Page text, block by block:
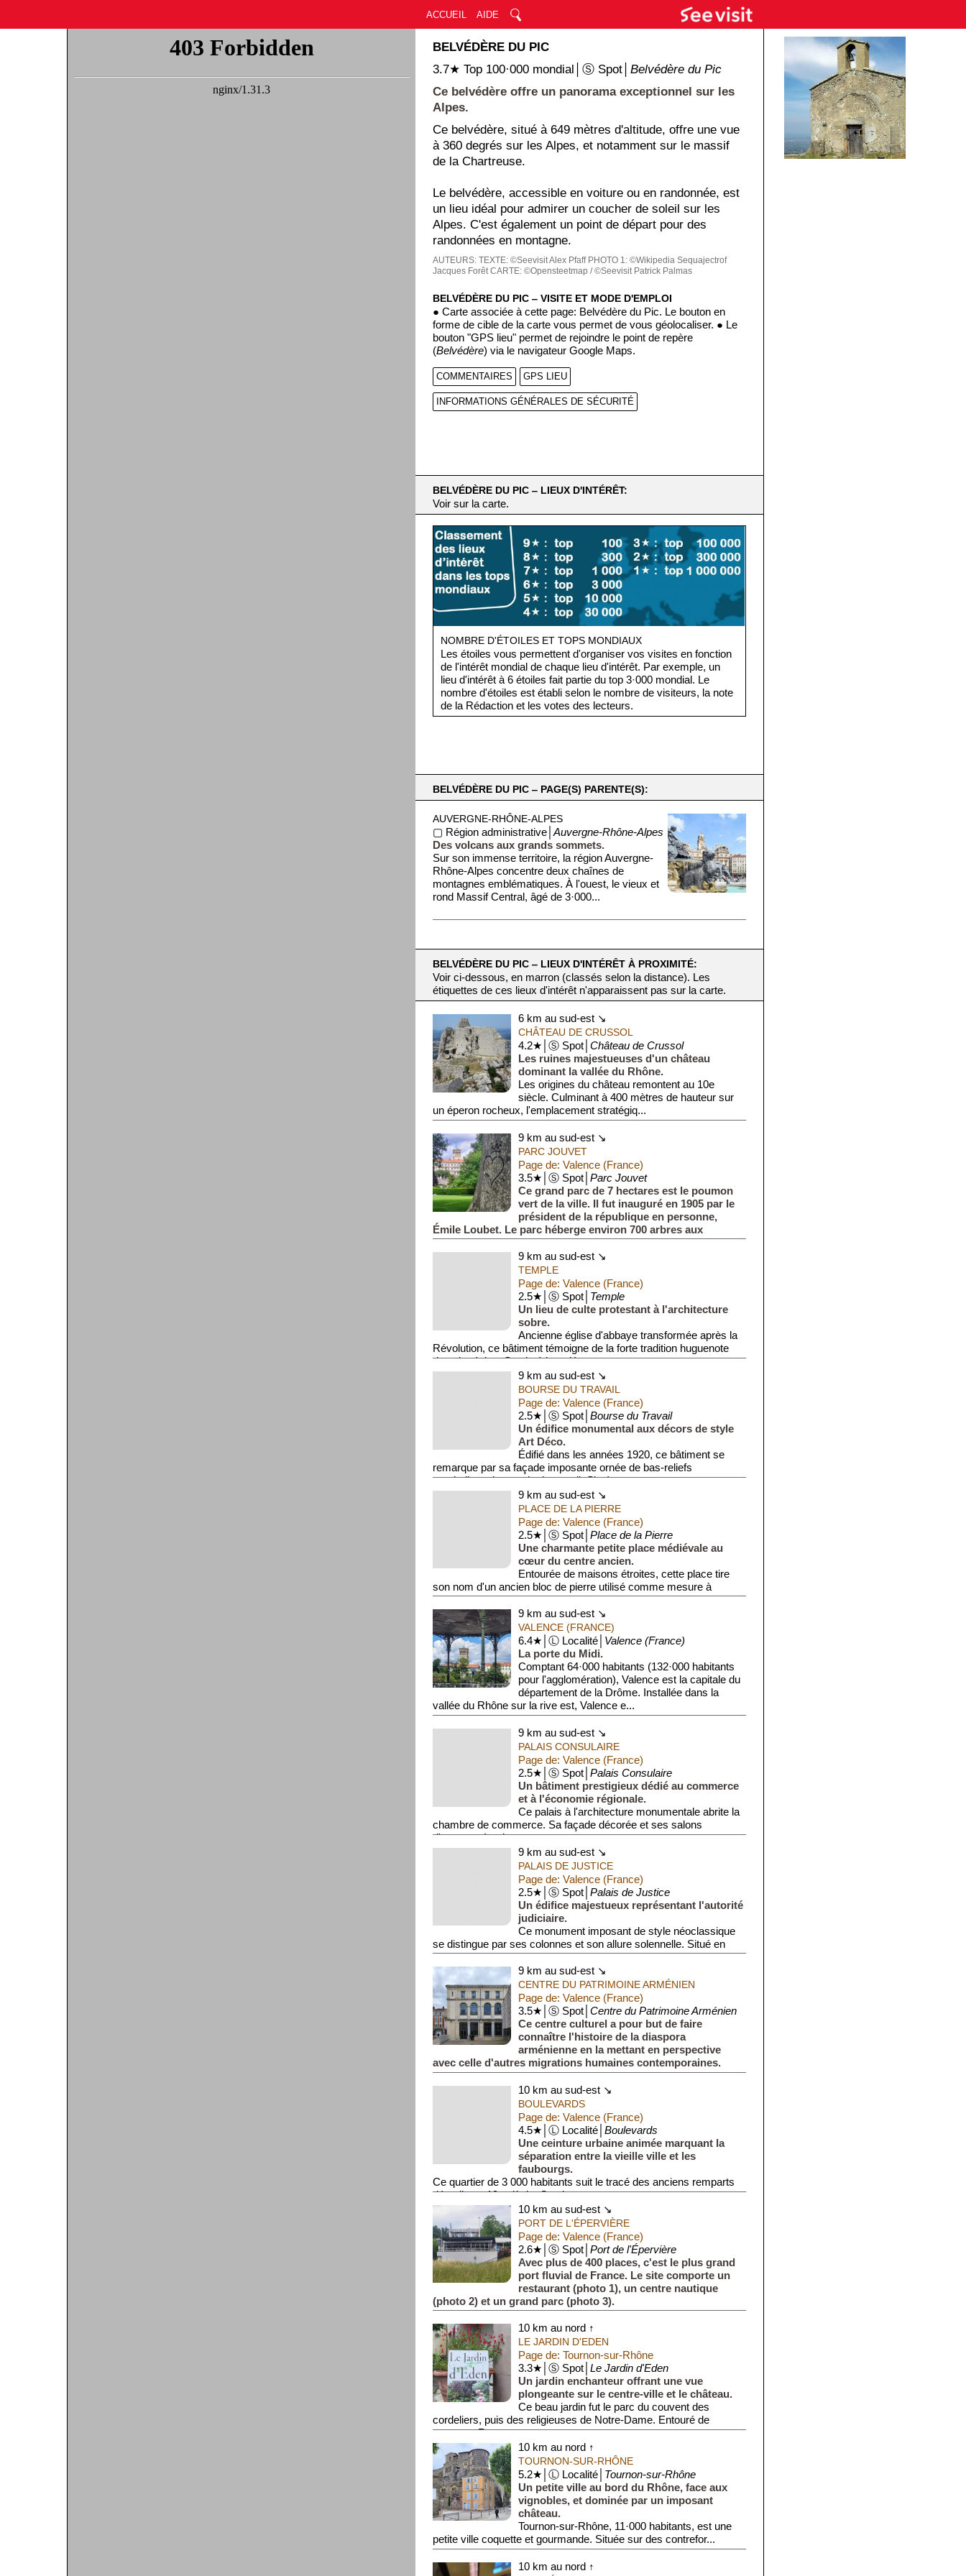
ACCUEIL AIDE
BELVÉDÈRE DU PIC
3.7★ Top 100·000 mondial│Ⓢ Spot│Belvédère du Pic
Ce belvédère offre un panorama exceptionnel sur les
Alpes.
Ce belvédère, situé à 649 mètres d'altitude, offre une vue
à 360 degrés sur les Alpes, et notamment sur le massif
de la Chartreuse.
Le belvédère, accessible en voiture ou en randonnée, est
un lieu idéal pour admirer un coucher de soleil sur les
Alpes. C'est également un point de départ pour des
randonnées en montagne.
AUTEURS:TEXTE: ©Seevisit Alex Pfaff PHOTO 1: ©Wikipedia Sequajectrof
Jacques Forêt CARTE: ©Opensteetmap / ©Seevisit Patrick Palmas
BELVÉDÈRE DU PIC ‒ VISITE ET MODE D'EMPLOI
● Carte associée à cette page: Belvédère du Pic. Le bouton en
forme de cible de la carte vous permet de vous géolocaliser. ● Le
bouton "GPS lieu" permet de rejoindre le point de repère
(Belvédère) via le navigateur Google Maps.
COMMENTAIRES GPS LIEU
INFORMATIONS GÉNÉRALES DE SÉCURITÉ
BELVÉDÈRE DU PIC ‒ LIEUX D'INTÉRÊT:
Voir sur la carte.
NOMBRE D'ÉTOILES ET TOPS MONDIAUX
Les étoiles vous permettent d'organiser vos visites en fonction
de l'intérêt mondial de chaque lieu d'intérêt. Par exemple, un
lieu d'intérêt à 6 étoiles fait partie du top 3·000 mondial. Le
nombre d'étoiles est établi selon le nombre de visiteurs, la note
de la Rédaction et les votes des lecteurs.
BELVÉDÈRE DU PIC ‒ PAGE(S) PARENTE(S):
AUVERGNE-RHÔNE-ALPES
▢ Région administrative│Auvergne-Rhône-Alpes
Des volcans aux grands sommets.
Sur son immense territoire, la région Auvergne-
Rhône-Alpes concentre deux chaînes de
montagnes emblématiques. À l'ouest, le vieux et
rond Massif Central, âgé de 3·000...
BELVÉDÈRE DU PIC ‒ LIEUX D'INTÉRÊT À PROXIMITÉ:
Voir ci-dessous, en marron (classés selon la distance). Les
étiquettes de ces lieux d'intérêt n'apparaissent pas sur la carte.
6 km au sud-est ↘
CHÂTEAU DE CRUSSOL
4.2★│Ⓢ Spot│ Château de Crussol
Les ruines majestueuses d'un château
dominant la vallée du Rhône.
Les origines du château remontent au 10e
siècle. Culminant à 400 mètres de hauteur sur
un éperon rocheux, l'emplacement stratégiq...
9 km au sud-est ↘
PARC JOUVET
Page de: Valence (France)
3.5★│Ⓢ Spot│ Parc Jouvet
Ce grand parc de 7 hectares est le poumon
vert de la ville. Il fut inauguré en 1905 par le
président de la république en personne,
Émile Loubet. Le parc héberge environ 700 arbres aux
essences rare...
9 km au sud-est ↘
TEMPLE
Page de: Valence (France)
2.5★│Ⓢ Spot│ Temple
Un lieu de culte protestant à l'architecture
sobre.
Ancienne église d'abbaye transformée après la
Révolution, ce bâtiment témoigne de la forte tradition huguenote
dans la région. Son intérieur dépo...
9 km au sud-est ↘
BOURSE DU TRAVAIL
Page de: Valence (France)
2.5★│Ⓢ Spot│ Bourse du Travail
Un édifice monumental aux décors de style
Art Déco.
Édifié dans les années 1920, ce bâtiment se
remarque par sa façade imposante ornée de bas-reliefs
symbolisant le monde du travail. Situé en cen...
9 km au sud-est ↘
PLACE DE LA PIERRE
Page de: Valence (France)
2.5★│Ⓢ Spot│ Place de la Pierre
Une charmante petite place médiévale au
cœur du centre ancien.
Entourée de maisons étroites, cette place tire
son nom d'un ancien bloc de pierre utilisé comme mesure à
grains. C'est un recoin pit...
9 km au sud-est ↘
VALENCE (FRANCE)
6.4★│Ⓛ Localité│ Valence (France)
La porte du Midi.
Comptant 64·000 habitants (132·000 habitants
pour l'agglomération), Valence est la capitale du
département de la Drôme. Installée dans la
vallée du Rhône sur la rive est, Valence e...
9 km au sud-est ↘
PALAIS CONSULAIRE
Page de: Valence (France)
2.5★│Ⓢ Spot│ Palais Consulaire
Un bâtiment prestigieux dédié au commerce
et à l'économie régionale.
Ce palais à l'architecture monumentale abrite la
chambre de commerce. Sa façade décorée et ses salons
d'apparat témoignent ...
9 km au sud-est ↘
PALAIS DE JUSTICE
Page de: Valence (France)
2.5★│Ⓢ Spot│ Palais de Justice
Un édifice majestueux représentant l'autorité
judiciaire.
Ce monument imposant de style néoclassique
se distingue par ses colonnes et son allure solennelle. Situé en
bordure des boulevards, il s'...
9 km au sud-est ↘
CENTRE DU PATRIMOINE ARMÉNIEN
Page de: Valence (France)
3.5★│Ⓢ Spot│ Centre du Patrimoine Arménien
Ce centre culturel a pour but de faire
connaître l'histoire de la diaspora
arménienne en la mettant en perspective
avec celle d'autres migrations humaines contemporaines.
10 km au sud-est ↘
BOULEVARDS
Page de: Valence (France)
4.5★│Ⓛ Localité│ Boulevards
Une ceinture urbaine animée marquant la
séparation entre la vieille ville et les
faubourgs.
Ce quartier de 3 000 habitants suit le tracé des anciens remparts
démolis au 19e siècle. Ces larges aven...
10 km au sud-est ↘
PORT DE L'ÉPERVIÈRE
Page de: Valence (France)
2.6★│Ⓢ Spot│ Port de l'Épervière
Avec plus de 400 places, c'est le plus grand
port fluvial de France. Le site comporte un
restaurant (photo 1), un centre nautique
(photo 2) et un grand parc (photo 3).
Le port, qui fut aménagé dans ...
10 km au nord ↑
LE JARDIN D'EDEN
Page de: Tournon-sur-Rhône
3.3★│Ⓢ Spot│ Le Jardin d'Eden
Un jardin enchanteur offrant une vue
plongeante sur le centre-ville et le château.
Ce beau jardin fut le parc du couvent des
cordeliers, puis des religieuses de Notre-Dame. Entouré de
remparts Rena...
10 km au nord ↑
TOURNON-SUR-RHÔNE
5.2★│Ⓛ Localité│ Tournon-sur-Rhône
Un petite ville au bord du Rhône, face aux
vignobles, et dominée par un imposant
château.
Tournon-sur-Rhône, 11·000 habitants, est une
petite ville coquette et gourmande. Située sur des contrefor...
10 km au nord ↑